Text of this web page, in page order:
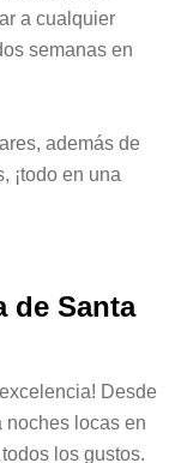
a cualquier
semanas en
además de
¡todo en una
de Santa
Desde
noches locas en
los gustos.